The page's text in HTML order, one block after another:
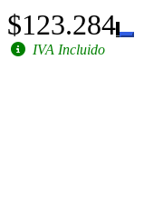
$123.284
IVA Incluido